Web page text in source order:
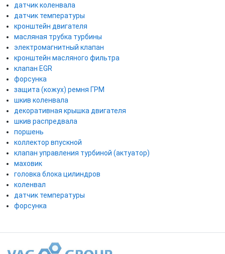
датчик коленвала
датчик температуры
кронштейн двигателя
масляная трубка турбины
электромагнитный клапан
кронштейн масляного фильтра
клапан EGR
форсунка
защита (кожух) ремня ГРМ
шкив коленвала
декоративная крышка двигателя
шкив распредвала
поршень
коллектор впускной
клапан управления турбиной (актуатор)
маховик
головка блока цилиндров
коленвал
датчик температуры
форсунка